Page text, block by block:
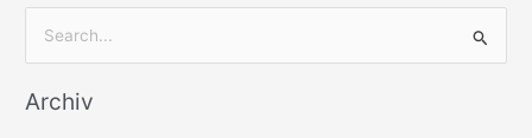
c
Archiv